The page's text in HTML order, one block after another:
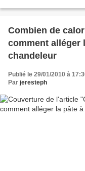
Combien de
comment alléger
chandeleur
Publié le 29/01/2010 à
Par jeresteph